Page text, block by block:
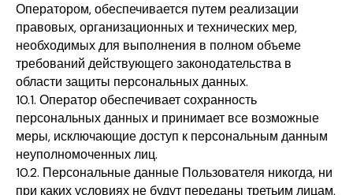
Оператором, обеспечивается путем реализации
правовых, организационных и технических мер,
необходимых для выполнения в полном объеме
требований действующего законодательства в
области защиты персональных данных.
10.1. Оператор обеспечивает сохранность
персональных данных и принимает все возможные
меры, исключающие доступ к персональным данным
неуполномоченных лиц.
10.2. Персональные данные Пользователя никогда, ни
при каких условиях не будут переданы третьим лицам,